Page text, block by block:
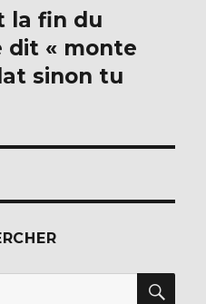
la fin du
dit « monte
sinon tu